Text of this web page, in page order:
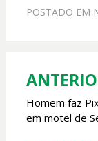
POSTADO EM
de
Post
Homem faz
em motel de